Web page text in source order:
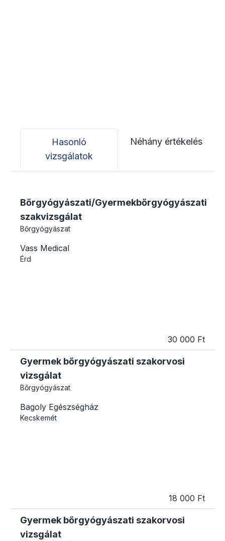
Hasonló
vizsgálatok
Néhány értékelés
Bőrgyógyászati/Gyermekbőrgyógyászati
szakvizsgálat
Bőrgyógyászat
Vass Medical
Érd
30 000 Ft
Gyermek bőrgyógyászati szakorvosi
vizsgálat
Bőrgyógyászat
Bagoly Egészségház
Kecskemét
18 000 Ft
Gyermek bőrgyógyászati szakorvosi
vizsgálat